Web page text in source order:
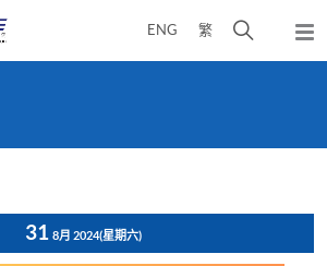
ENG 繁
开
弹
出
31 8月 2024(星期六)